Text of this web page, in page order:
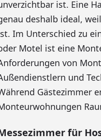
ist. Eine
deshalb ideal,
Im Unterschied zu
Motel ist eine
von
und
Gästezimmer
für